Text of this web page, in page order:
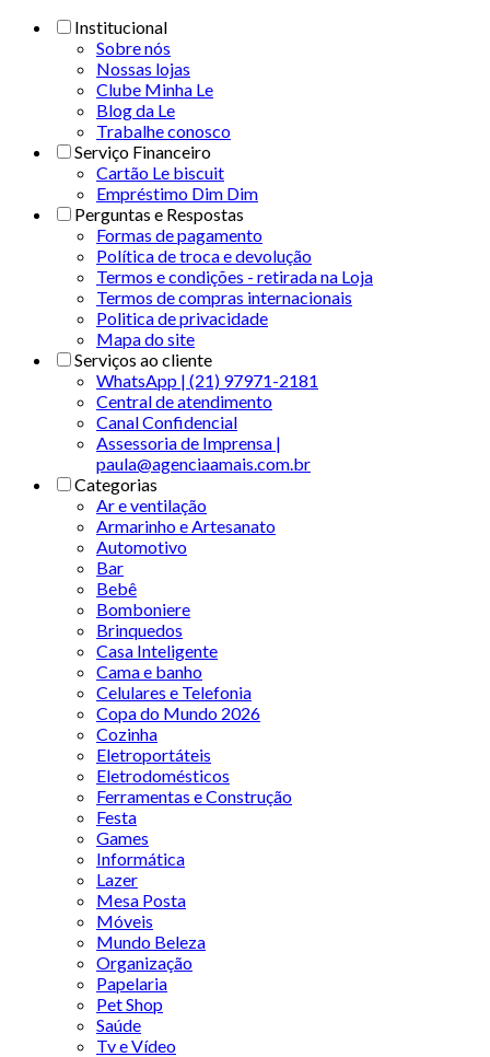
Institucional
Sobre nós
Nossas lojas
Clube Minha Le
Blog da Le
Trabalhe conosco
Serviço Financeiro
Cartão Le biscuit
Empréstimo Dim Dim
Perguntas e Respostas
Formas de pagamento
Política de troca e devolução
Termos e condições - retirada na Loja
Termos de compras internacionais
Politica de privacidade
Mapa do site
Serviços ao cliente
WhatsApp | (21) 97971-2181
Central de atendimento
Canal Confidencial
Assessoria de Imprensa |
paula@agenciaamais.com.br
Categorias
Ar e ventilação
Armarinho e Artesanato
Automotivo
Bar
Bebê
Bomboniere
Brinquedos
Casa Inteligente
Cama e banho
Celulares e Telefonia
Copa do Mundo 2026
Cozinha
Eletroportáteis
Eletrodomésticos
Ferramentas e Construção
Festa
Games
Informática
Lazer
Mesa Posta
Móveis
Mundo Beleza
Organização
Papelaria
Pet Shop
Saúde
Tv e Vídeo